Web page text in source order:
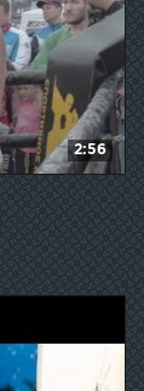
2:56